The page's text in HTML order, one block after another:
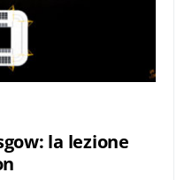
la lezione